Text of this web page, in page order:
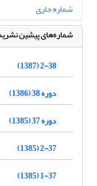
شماره جاری
شماره‌های پیشین
2-38 (1387)
دوره 38 (1386)
دوره 37 (1385)
2-37 (1385)
1-37 (1385)